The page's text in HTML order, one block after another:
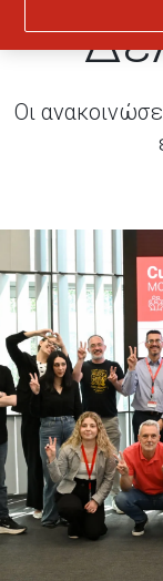
Οι